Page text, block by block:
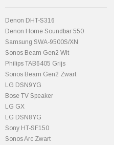
Denon DHT-S316
Denon Home Soundbar 550
Samsung SWA-9500S/XN
Sonos Beam Gen2 Wit
Philips TAB6405 Grijs
Sonos Beam Gen2 Zwart
LG DSN9YG
Bose TV Speaker
LG GX
LG DSN8YG
Sony HT-SF150
Sonos Arc Zwart